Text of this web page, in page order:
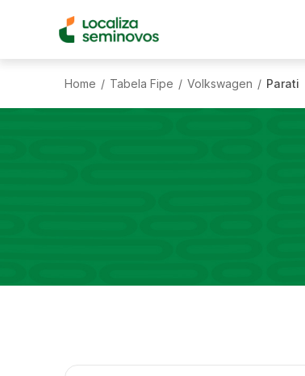
Home / Tabela Fipe / Volkswagen / Parati